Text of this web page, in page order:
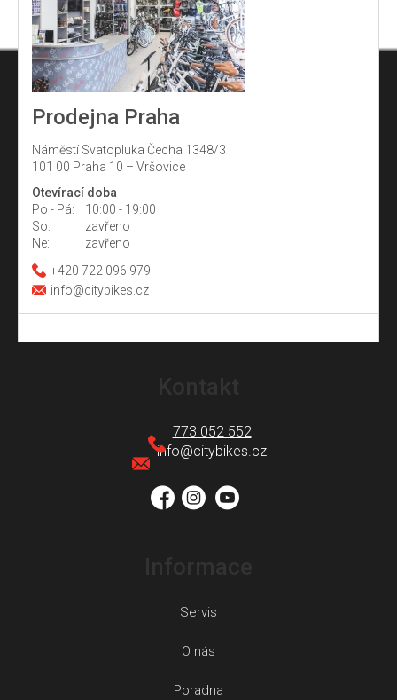
Prodejna Praha
Náměstí Svatopluka Čecha 1348/3
101 00 Praha 10 – Vršovice
Otevírací doba
Po - Pá:
10:00 - 19:00
So:
zavřeno
Ne:
zavřeno
+420 722 096 979
info@citybikes.cz
info@citybikes.cz
773 052 552
Servis
O nás
Poradna